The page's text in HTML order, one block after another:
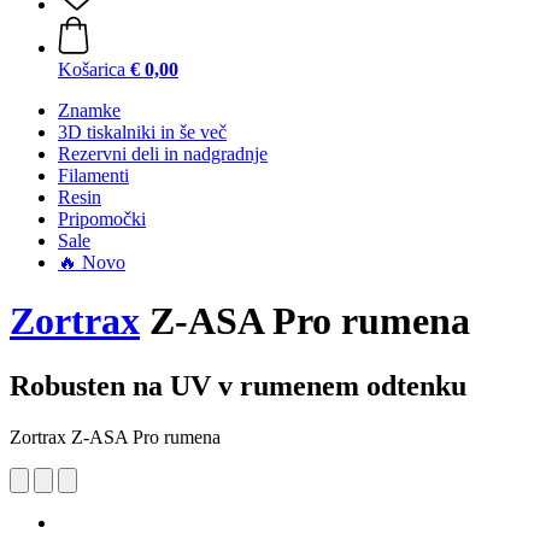
Košarica € 0,00
Znamke
3D tiskalniki in še več
Rezervni deli in nadgradnje
Filamenti
Resin
Pripomočki
Sale
🔥 Novo
Zortrax Z-ASA Pro rumena
Robusten na UV v rumenem odtenku
Zortrax Z-ASA Pro rumena